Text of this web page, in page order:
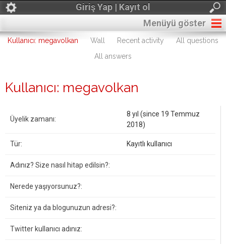
Giriş Yap | Kayıt ol
Menüyü göster
Kullanıcı: megavolkan Wall Recent activity
All questions
All answers
Kullanıcı: megavolkan
Üyelik zamanı:
8 yıl (since 19 Temmuz
2018)
Tür: Kayıtlı kullanıcı
Adınız? Size nasıl hitap edilsin?:
Nerede yaşıyorsunuz?:
Siteniz ya da blogunuzun adresi?:
Twitter kullanıcı adınız: